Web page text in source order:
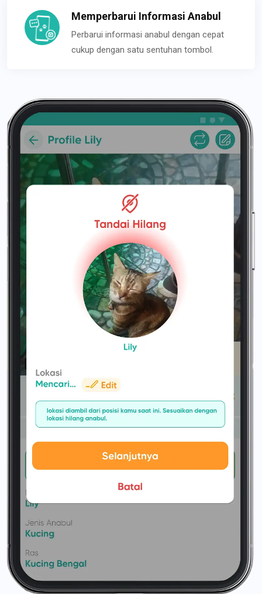
Memperbarui Informasi Anabul
Perbarui informasi anabul dengan cepat
cukup dengan satu sentuhan tombol.